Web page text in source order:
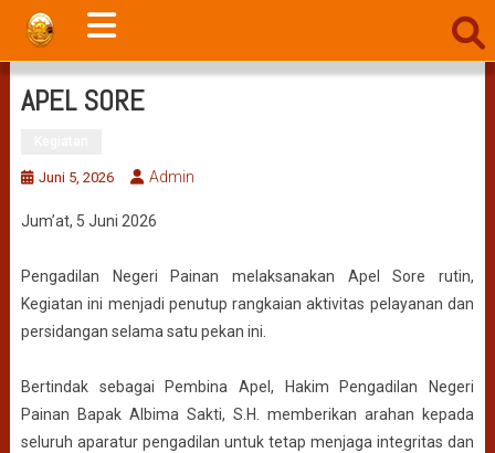
APEL SORE
Juni 5, 2026 Admin
Jum’at, 5 Juni 2026
Pengadilan Negeri Painan melaksanakan Apel Sore rutin,
Kegiatan ini menjadi penutup rangkaian aktivitas pelayanan dan
persidangan selama satu pekan ini.
Bertindak sebagai Pembina Apel, Hakim Pengadilan Negeri
Painan Bapak Albima Sakti, S.H. memberikan arahan kepada
seluruh aparatur pengadilan untuk tetap menjaga integritas dan